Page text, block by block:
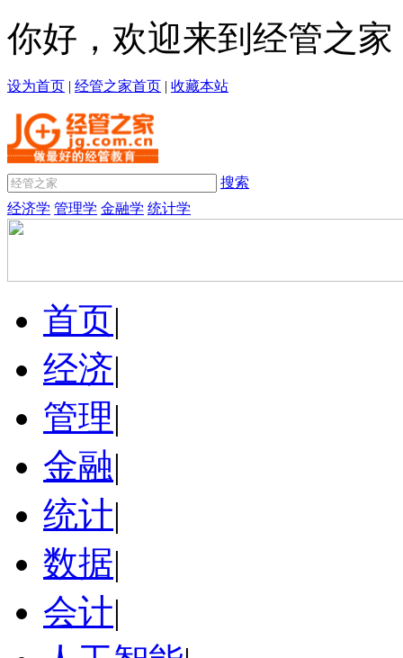
你好，欢迎来到经管之家
设为首页 | 经管之家首页 | 收藏本站
搜索
经济学 管理学 金融学 统计学
首页|
经济|
管理|
金融|
统计|
数据|
会计|